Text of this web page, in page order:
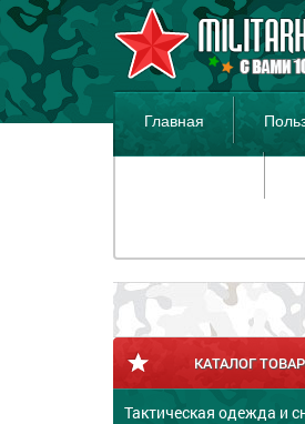
Главная
КАТАЛОГ
Тактическая одежда и